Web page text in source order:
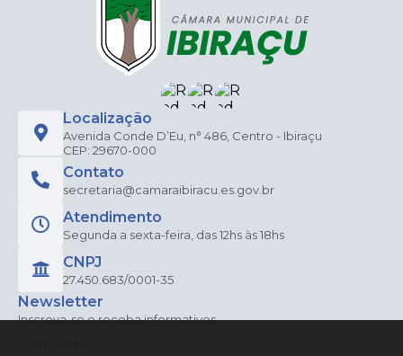
Localização
Avenida Conde D’Eu, n° 486, Centro - Ibiraçu
CEP: 29670-000
Contato
secretaria@camaraibiracu.es.gov.br
Atendimento
Segunda a sexta-feira, das 12hs às 18hs
CNPJ
27.450.683/0001-35
Newsletter
Inscreva-se e receba informativos